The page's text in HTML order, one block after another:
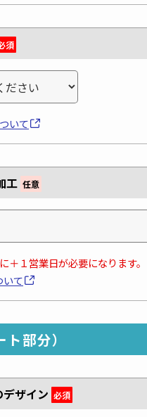
須
いて
工 任意
＋１営業日が必要になります。
いて
部分）
ザイン 必須